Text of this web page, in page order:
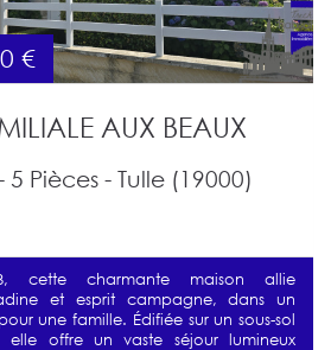
€
AUX BEAUX
5 Pièces - Tulle (19000)
cette charmante maison allie
et esprit campagne, dans un
une famille. Édifiée sur un sous-sol
elle offre un vaste séjour lumineux